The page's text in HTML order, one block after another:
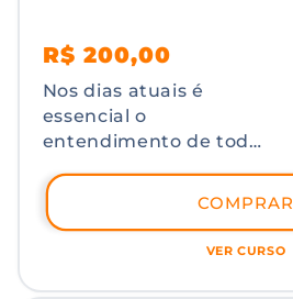
Preço
normal
Preço
promocional
R$ 200,00
Nos dias atuais é
essencial o
entendimento de toda
eXperiência do Usuário
como forma de
maximizar o potencial
serviço. No nosso
COMPRAR
VER CURSO